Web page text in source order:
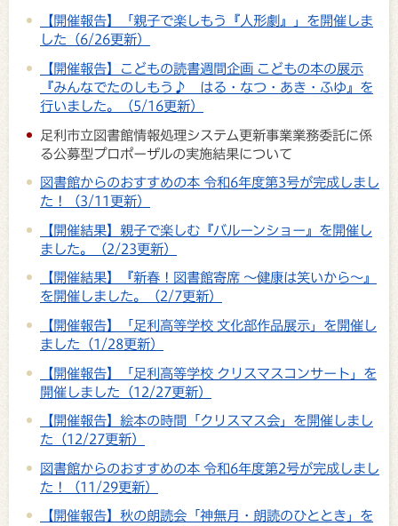
【開催報告】「親子で楽しもう『人形劇』」を開催しま
した（6/26更新）
【開催報告】こどもの読書週間企画 こどもの本の展示
『みんなでたのしもう♪ はる・なつ・あき・ふゆ』を
行いました。（5/16更新）
足利市立図書館情報処理システム更新事業業務委託に係
る公募型プロポーザルの実施結果について
図書館からのおすすめの本 令和6年度第3号が完成しまし
た！（3/11更新）
【開催結果】親子で楽しむ『バルーンショー』を開催し
ました。（2/23更新）
【開催結果】『新春！図書館寄席 ～健康は笑いから～』
を開催しました。（2/7更新）
【開催報告】「足利高等学校 文化部作品展示」を開催し
ました（1/28更新）
【開催報告】「足利高等学校 クリスマスコンサート」を
開催しました（12/27更新）
【開催報告】絵本の時間「クリスマス会」を開催しまし
た（12/27更新）
図書館からのおすすめの本 令和6年度第2号が完成しまし
た！（11/29更新）
【開催報告】秋の朗読会「神無月・朗読のひととき」を